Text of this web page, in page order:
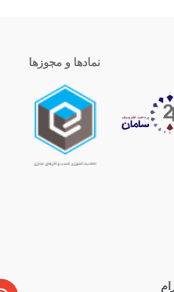
نمادها و مجوزها